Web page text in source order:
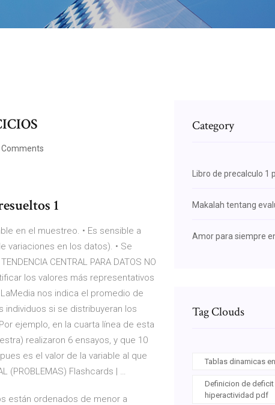
Comments
1
en el muestreo. • Es sensible a
variaciones en los datos). • Se
CENTRAL PARA DATOS NO
los valores más representativos
nos indica el promedio de
individuos si se distribuyeran los
ejemplo, en la cuarta línea de esta
realizaron 6 ensayos, y que 10
es el valor de la variable al que
(PROBLEMAS) Flashcards | …
están ordenados de menor a
Category
Libro de precalculo 1
Makalah tentang
Amor para siempre
Tag Clouds
Tablas dinamicas
Definicion de
hiperactividad pdf